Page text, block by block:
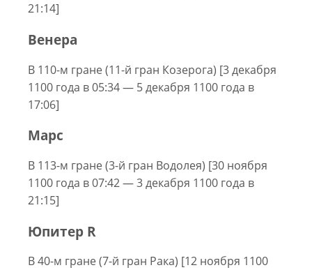
21:14]
Венера
В 110-м гране (11-й гран Козерога) [3 декабря
1100 года в 05:34 — 5 декабря 1100 года в
17:06]
Марс
В 113-м гране (3-й гран Водолея) [30 ноября
1100 года в 07:42 — 3 декабря 1100 года в
21:15]
Юпитер R
В 40-м гране (7-й гран Рака) [12 ноября 1100